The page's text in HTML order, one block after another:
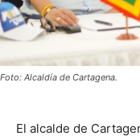
Foto: Alcaldía de Cartagena.
El alcalde de